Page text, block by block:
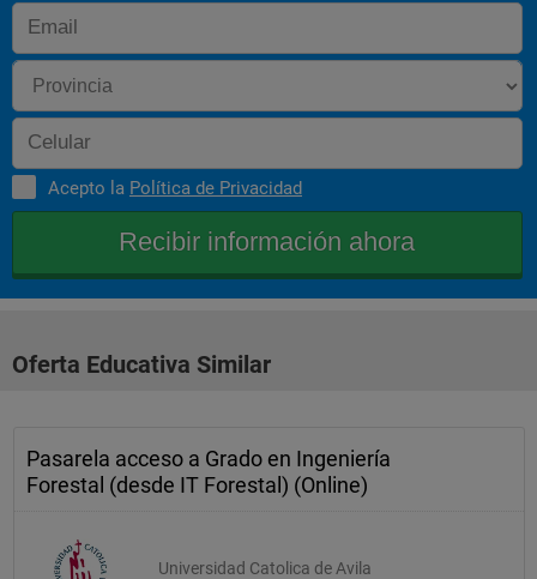
Acepto la Política de Privacidad
Oferta Educativa Similar
Pasarela acceso a Grado en Ingeniería
Forestal (desde IT Forestal) (Online)
Universidad Catolica de Avila